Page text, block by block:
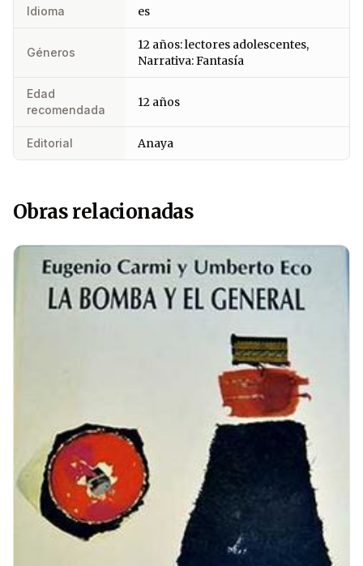
Idioma es
Géneros
12 años: lectores adolescentes,
Narrativa: Fantasía
Edad
recomendada
12 años
Editorial Anaya
Obras relacionadas